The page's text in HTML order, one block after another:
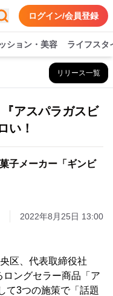
ログイン/会員登録
ション・美容 ライフスタ
リリース一覧
アスパラガスビ
い！
子メーカー「ギンビ
2022年8月25日 13:00
区、代表取締役社
ングセラー商品「ア
て3つの施策で「話題